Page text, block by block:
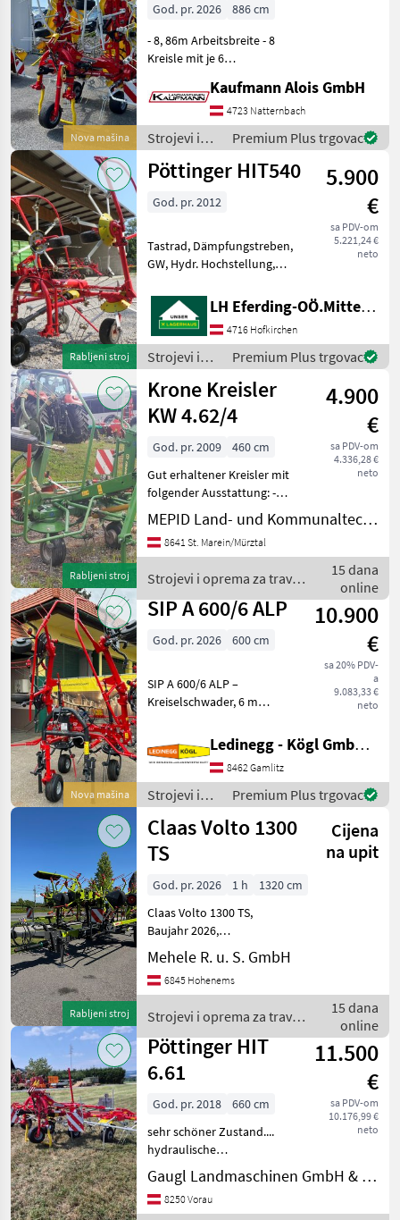
Nova mašina
God. pr. 2026
886 cm
- 8, 86m Arbeitsbreite - 8
Kreisle mit je 6
Antrieb - Gelenkwelle -
Beleuchtung und
Warntafeln - Tastrad - hydr.
Grenzstreueinrichtung
Kaufmann Alois GmbH
4723 Natternbach
Strojevi i
oprema za
travu i
Pöttinger
Premium Plus trgovac
Rabljeni stroj
Pöttinger HIT540
5.900
€
sa PDV-om
5.221,24 €
neto
God. pr. 2012
Tastrad, Dämpfungstreben,
GW, Hydr. Hochstellung,
Grenzstreueinrichtung TOP
Zustand -- PRIVATVERKAUF
Nošeni sakupljač sjena,
Zaštita od gubitka radnih
tijela (o
LH Eferding-OÖ.Mitte, Landtechnik Hofkirchen
4716 Hofkirchen
Strojevi i
oprema za
travu i
baliranje /
Pöttinger
Premium Plus trgovac
Rabljeni stroj
Krone Kreisler
KW 4.62/4
4.900
€
sa PDV-om
4.336,28 €
neto
God. pr. 2009
460 cm
Gut erhaltener Kreisler mit
folgender Ausstattung: -
hydraulisch Klappbar, -
mechanische
Grenzstreueinrichtung, -
4, 6 Meter, Podeš
MEPID Land- und Kommunaltechnik GmbH
8641 St. Marein/Mürztal
Strojevi i oprema za travu i
baliranje / Krone
15 dana
online
Nova mašina
SIP A 600/6 ALP
10.900
€
sa 20% PDV-
a
9.083,33 €
neto
God. pr. 2026 600 cm
SIP A 600/6 ALP –
Kreiselschwader, 6 m
Baujahr 2026 Beschreibung:
Der SIP A 600/6 ALP ist ein
besonders robuster und
wendiger Kreis
Ledinegg - Kögl GmbH - Obst- und Weinbautechnik
8462 Gamlitz
Strojevi i
oprema za
travu i
baliranje /
SIP
Premium Plus trgovac
Rabljeni stroj
Claas Volto 1300
TS
Cijena
na upit
God. pr. 2026 1 h
1320 cm
Claas Volto 1300 TS,
Baujahr 2026,
Transportfahrwerk,
Arbeitsbreite 13.20 m, 12
Kreisel, 6 Arme pro Kreisel,
PermaLink Antrieb
verstärkt,
Mehele R. u. S. GmbH
6845 Hohenems
Strojevi i oprema za travu i
baliranje / Claas
15 dana
online
Pöttinger HIT
6.61
11.500
€
sa PDV-om
10.176,99 €
neto
God. pr. 2018
660 cm
sehr schöner Zustand....
hydraulische
Grenzstreueinrichtung
vorderes Tastrad
hydraulische
Gaugl Landmaschinen GmbH & Co KG
8250 Vorau